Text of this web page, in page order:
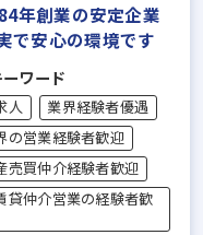
年創業の安定企業
で安心の環境です
ワード
人
業界経験者優遇
の営業経験者歓迎
売買仲介経験者歓迎
貸仲介営業の経験者歓